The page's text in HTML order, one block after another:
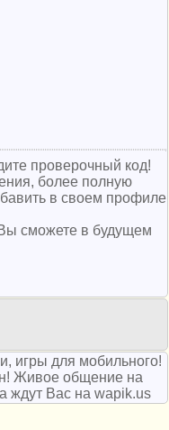
проверочный код!
более полную
в своем профиле
сможете в будущем
игры для мобильного!
Живое общение на
ждут Вас на wapik.us